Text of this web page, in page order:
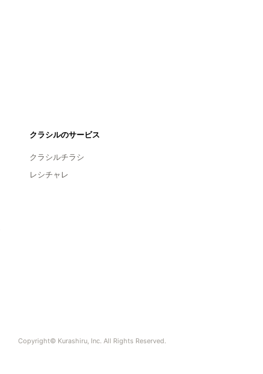
クラシルのサービス
クラシルチラシ
レシチャレ
Copyright© Kurashiru, Inc. All Rights Reserved.